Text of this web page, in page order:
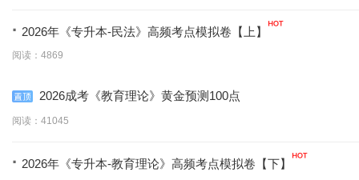
· 2026年《专升本-民法》高频考点模拟卷【上】
阅读：4869
2026成考《教育理论》黄金预测100点
阅读：41045
· 2026年《专升本-教育理论》高频考点模拟卷【下】